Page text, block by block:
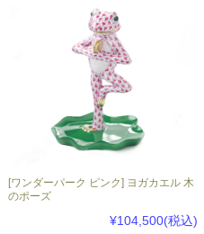
[ワンダーパーク ピンク] ヨガカエル 木
のポーズ
¥104,500(税込)